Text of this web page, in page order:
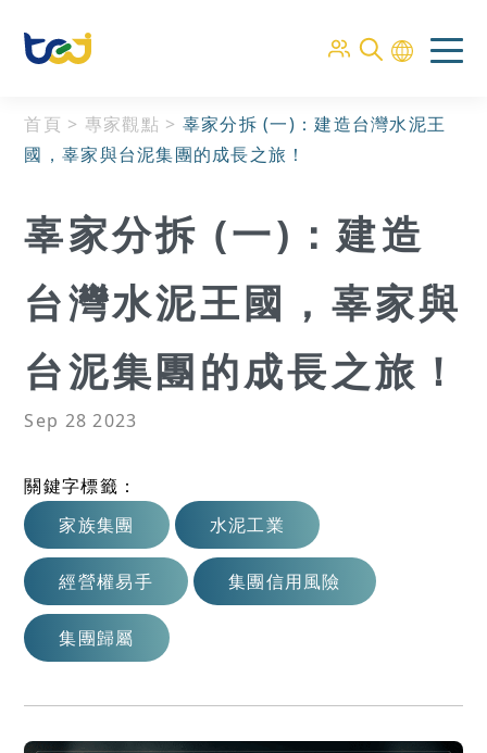
首頁 > 專家觀點 > 辜家分拆 (一)：建造台灣水泥王
國，辜家與台泥集團的成長之旅！
辜家分拆 (一)：建造
台灣水泥王國，辜家與
台泥集團的成長之旅！
Sep 28 2023
關鍵字標籤：
家族集團
水泥工業
經營權易手 集團信用風險
集團歸屬